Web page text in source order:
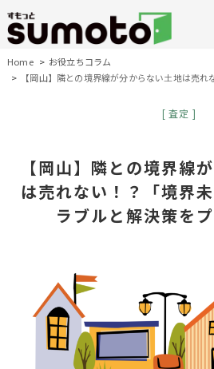
Home
お役立ちコラム
【岡山】隣との境界線が分からない土地は売
査定
【岡山】隣との境界線
は売れない！？「境界
ラブルと解決策を